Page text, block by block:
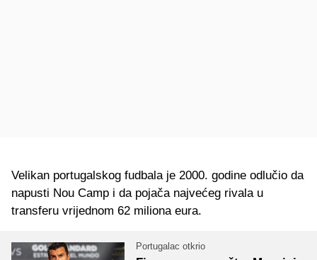
Velikan portugalskog fudbala je 2000. godine odlučio da
napusti Nou Camp i da pojača najvećeg rivala u
transferu vrijednom 62 miliona eura.
Portugalac otkrio